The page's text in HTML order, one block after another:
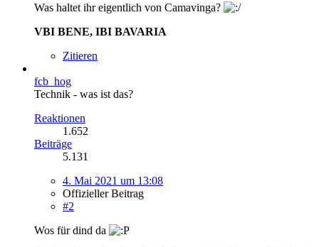
Was haltet ihr eigentlich von Camavinga?
VBI BENE, IBI BAVARIA
Zitieren
fcb_hog
Technik - was ist das?
Reaktionen
1.652
Beiträge
5.131
4. Mai 2021 um 13:08
Offizieller Beitrag
#2
Wos für dind da